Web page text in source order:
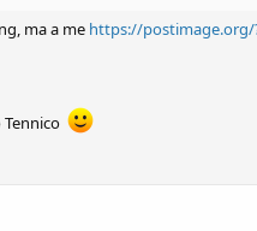
ma a me https://postimage.org/